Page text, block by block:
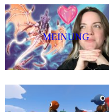
MEINUNG